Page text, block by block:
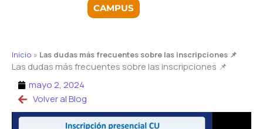
CAMPUS
Inicio » Las dudas más frecuentes sobre las inscripciones 📌
Las dudas más frecuentes sobre las inscripciones 📌
mayo 2, 2024
Volver al Blog